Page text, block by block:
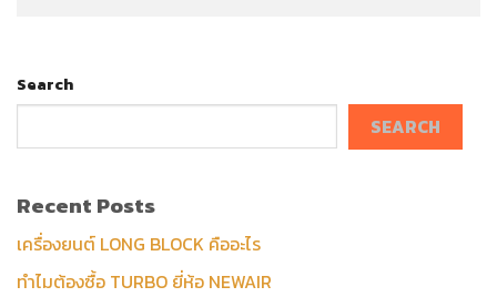
Search
SEARCH
Recent Posts
เครื่องยนต์ LONG BLOCK คืออะไร
ทำไมต้องซื้อ TURBO ยี่ห้อ NEWAIR